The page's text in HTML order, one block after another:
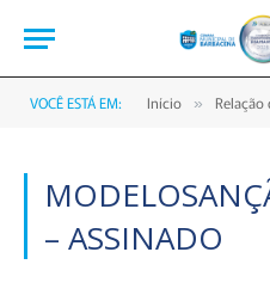
VOCÊ ESTÁ EM: Início » Relação
– ASSINADO